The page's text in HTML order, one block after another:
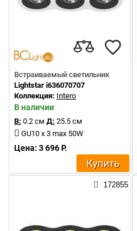
Встраиваемый светильник
Lightstar i636070707
Коллекция: Intero
В наличии
В: 0.2 см Д: 25.5 см
GU10 x 3 max 50W
Цена: 3 696 Р.
Купить
172855